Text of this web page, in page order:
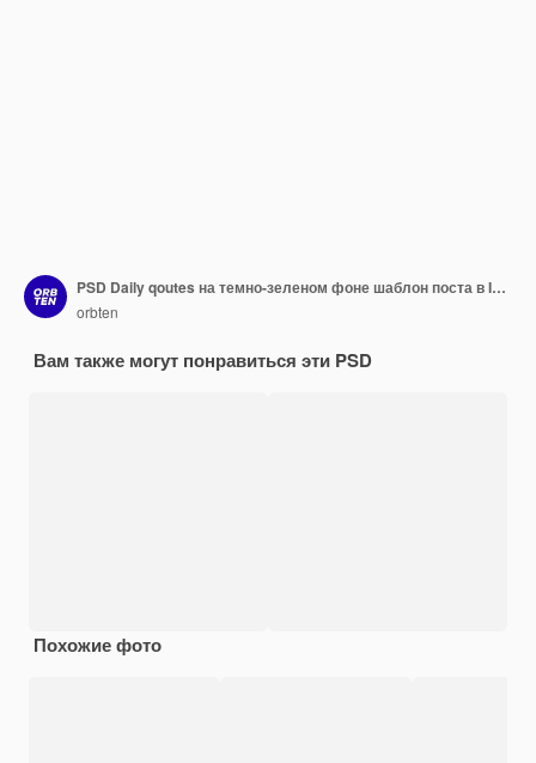
PSD Daily qoutes на темно-зеленом фоне шаблон поста в Instagram
orbten
Вам также могут понравиться эти PSD
Похожие фото